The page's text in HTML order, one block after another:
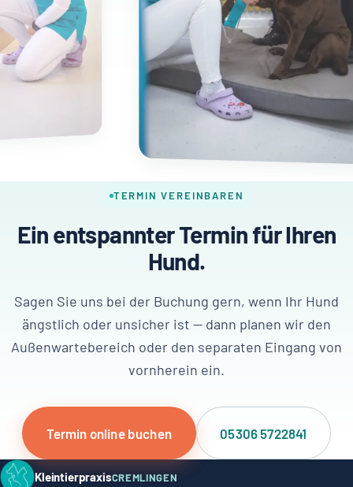
TERMIN VEREINBAREN
Ein entspannter Termin für Ihren
Hund.
Sagen Sie uns bei der Buchung gern, wenn Ihr Hund
ängstlich oder unsicher ist — dann planen wir den
Außenwartebereich oder den separaten Eingang von
vornherein ein.
Termin online buchen 05306 5722841
KleintierpraxisCREMLINGEN